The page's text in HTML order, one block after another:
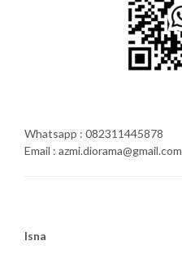
Whatsapp : 082311445878
Email : azmi.diorama@gmail.com
Isna